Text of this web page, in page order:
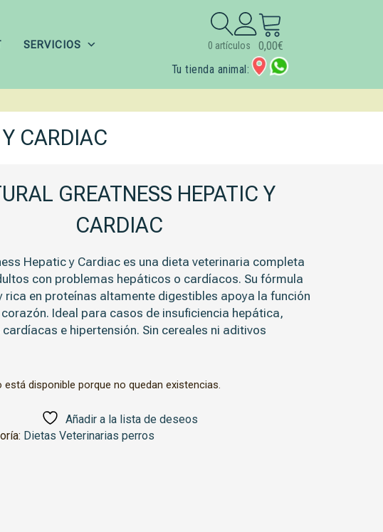
SERVICIOS
Tu tienda animal:
Buscar:
0,00€
0 artículos
CARDIAC
GREATNESS HEPATIC Y
CARDIAC
Hepatic y Cardiac es una dieta veterinaria completa
con problemas hepáticos o cardíacos. Su fórmula
rica en proteínas altamente digestibles apoya la función
Ideal para casos de insuficiencia hepática,
e hipertensión. Sin cereales ni aditivos
disponible porque no quedan existencias.
Añadir a la lista de deseos
Dietas Veterinarias perros